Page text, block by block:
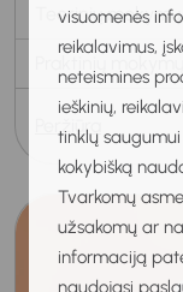
visuomenės
reikalavimus,
neteismines
ieškinių,
tinklų
kokybišką
Tvarkomų
užsakomų ar
informaciją
naudojasi
Teorinių
Praktinių
Peržiūra